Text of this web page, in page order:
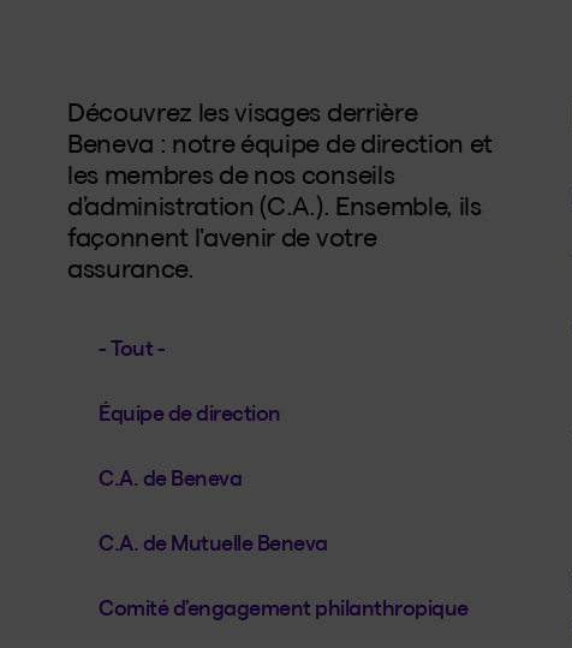
Découvrez les visages derrière
Beneva : notre équipe de direction et
les membres de nos conseils
d’administration (C.A.). Ensemble, ils
façonnent l'avenir de votre
assurance.
- Tout -
Équipe de direction
C.A. de Beneva
C.A. de Mutuelle Beneva
Comité d’engagement philanthropique